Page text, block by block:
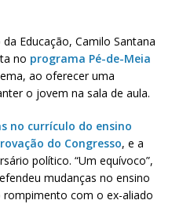
Educação, Camilo Santana
no programa Pé-de-Meia
ao oferecer uma
o jovem na sala de aula.
no currículo do ensino
do Congresso, e a
político. “Um equívoco”,
mudanças no ensino
rompimento com o ex-aliado